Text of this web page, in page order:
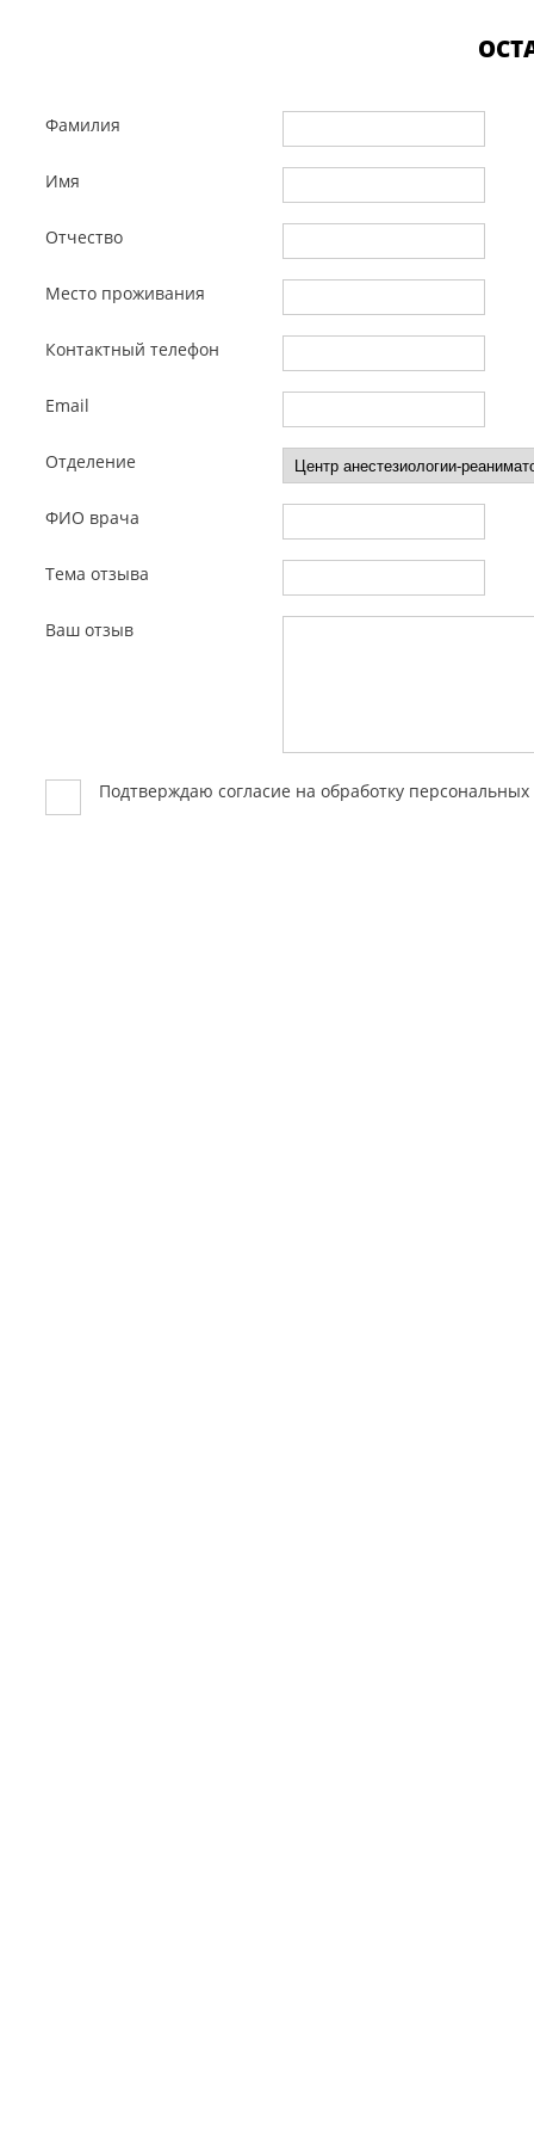
Фамилия
Имя
Отчество
Место проживания
Контактный телефон
Email
Отделение
ФИО врача
Тема отзыва
Ваш отзыв
Подтверждаю согласие на обработку